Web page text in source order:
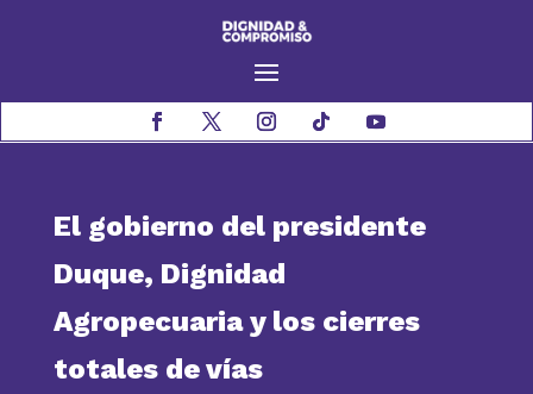
El gobierno del presidente
Duque, Dignidad
Agropecuaria y los cierres
totales de vías